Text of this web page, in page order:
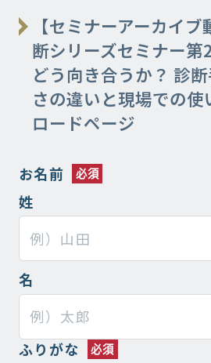
【セミナーアーカイ
断シリーズセミナー第
どう向き合うか？ 診
さの違いと現場での使
ロードページ
お名前
姓
名
ふりがな